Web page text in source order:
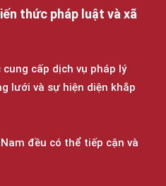
thức pháp luật và xã
cấp dịch vụ pháp lý
lưới và sự hiện diện khắp
đều có thể tiếp cận và